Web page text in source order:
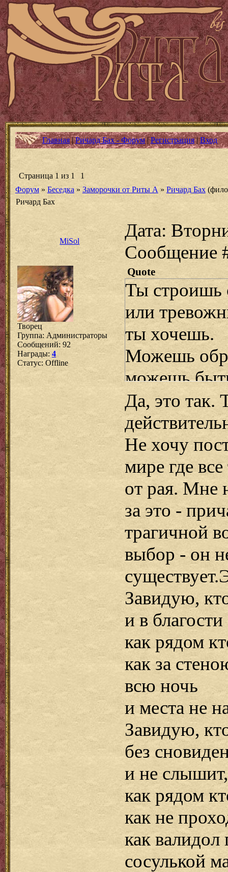
Главная|Ричард Бах - Форум|Регистрация|Вход
Страница 1 из 1
1
Форум » Беседка » Заморочки от Риты А » Ричард Бах
Ричард Бах
MiSol
Дата:
Сообщение
Творец
Группа: Администраторы
Сообщений: 92
Награды: 4
Статус: Offline
Quote
Ты строишь
или
ты хочешь.
Можешь
можешь
Да, это так.
Не хочу
мире где
от рая. Мне
за это -
трагичной
выбор - он
Завидую,
и в
как рядом
как за
всю ночь
и места не
Завидую,
без
и не слышит,
как рядом
как не
как
сосулькой